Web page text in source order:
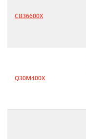
CB36600X
Q30M400X